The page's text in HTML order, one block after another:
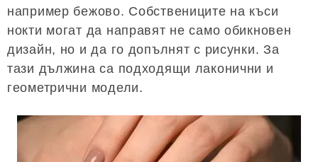
например бежово. Собствениците на къси
нокти могат да направят не само обикновен
дизайн, но и да го допълнят с рисунки. За
тази дължина са подходящи лаконични и
геометрични модели.